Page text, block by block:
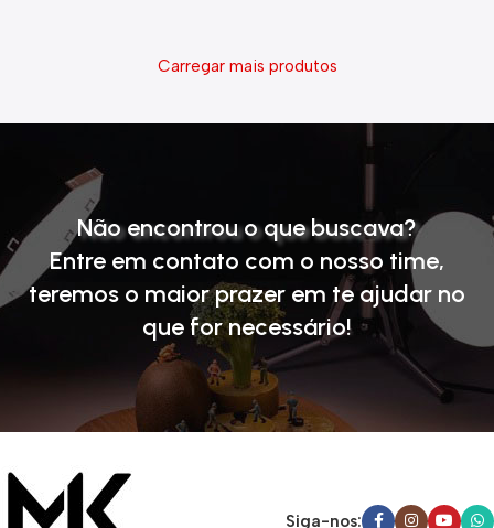
Carregar mais produtos
Não encontrou o que buscava?
Entre em contato com o nosso time,
teremos o maior prazer em te ajudar no
que for necessário!
Siga-nos: